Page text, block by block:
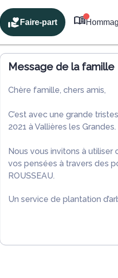
Faire-part
Message de la famille
Chère famille, chers amis,
C’est avec une grande
2021 à Vallières les Grandes.
Nous vous invitons à
vos pensées à travers des
ROUSSEAU.
Un service de plantation